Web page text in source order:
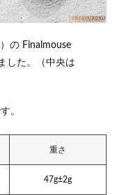
の Finalmouse
した。（中央は
。
重さ
47g±2g